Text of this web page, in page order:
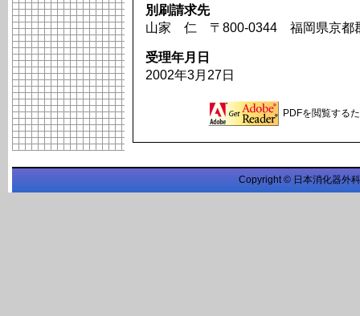
別刷請求先
山家 仁 〒800-0344 福岡県京都
受理年月日
2002年3月27日
PDFを閲覧する
Copyright © 日本消化器外